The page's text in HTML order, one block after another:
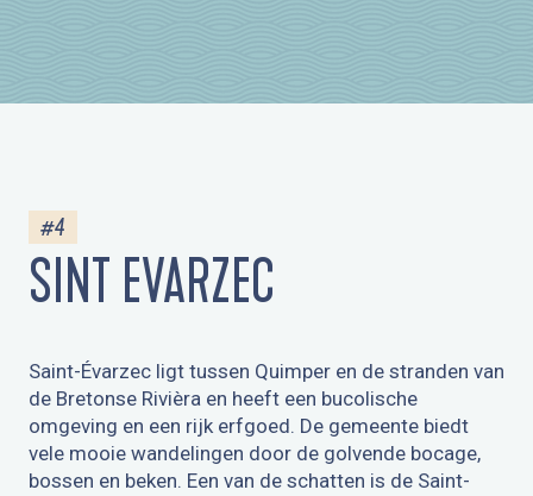
#4
SINT EVARZEC
Saint-Évarzec ligt tussen Quimper en de stranden van
de Bretonse Rivièra en heeft een bucolische
omgeving en een rijk erfgoed. De gemeente biedt
vele mooie wandelingen door de golvende bocage,
bossen en beken. Een van de schatten is de Saint-